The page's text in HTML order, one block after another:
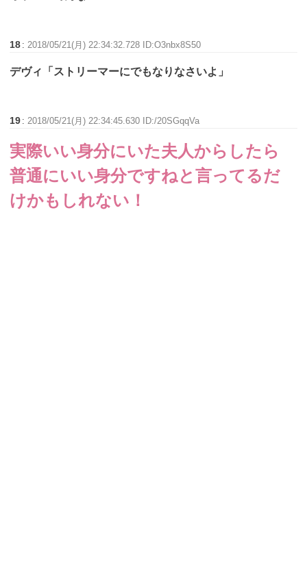
18 :2018/05/21(月) 22:34:32.728 ID:O3nbx8S50
デヴィ「ストリーマーにでもなりなさいよ」
19 :2018/05/21(月) 22:34:45.630 ID:/20SGqqVa
実際いい身分にいた夫人からしたら
普通にいい身分ですねと言ってるだ
けかもしれない！